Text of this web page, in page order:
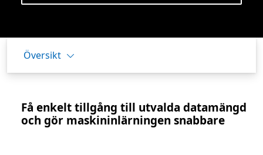
Översikt
Få enkelt tillgång till utvalda datamängd
och gör maskininlärningen snabbare